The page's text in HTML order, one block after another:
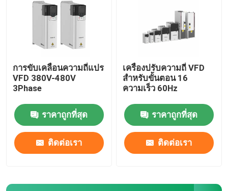
การขับเคลื่อนความถี่แปร
VFD 380V-480V
3Phase
ราคาถูกที่สุด
ติดต่อเรา
เครื่องปรับความถี่ VFD
สําหรับขั้นตอน 16
ความเร็ว 60Hz
ราคาถูกที่สุด
ติดต่อเรา